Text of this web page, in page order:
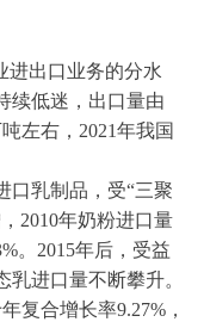
进出口业务的分水
续低迷，出口量由
左右，2021年我国
口乳制品，受“三聚
2010年奶粉进口量
。2015年后，受益
进口量不断攀升。
复合增长率9.27%，